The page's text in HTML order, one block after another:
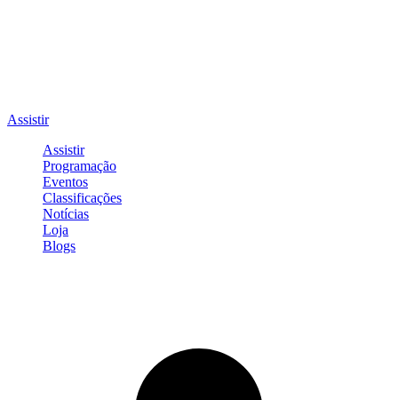
Assistir
Assistir
Programação
Eventos
Classificações
Notícias
Loja
Blogs